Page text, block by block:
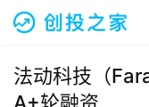
法动科技（